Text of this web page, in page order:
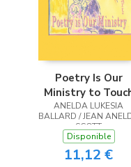
Poetry Is Our
Ministry to
the Heart
ANELDA LUKESIA
BALLARD / JEAN
SCOTT
Disponible
11,12 €